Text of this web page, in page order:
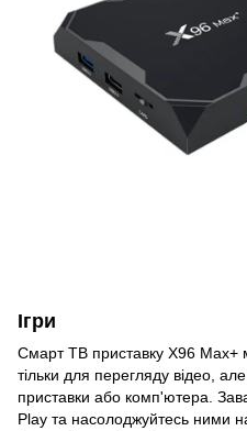
Ігри
Смарт ТВ приставку X96 Max+
тільки для перегляду відео,
приставки або комп'ютера.
Play та насолоджуйтесь ними